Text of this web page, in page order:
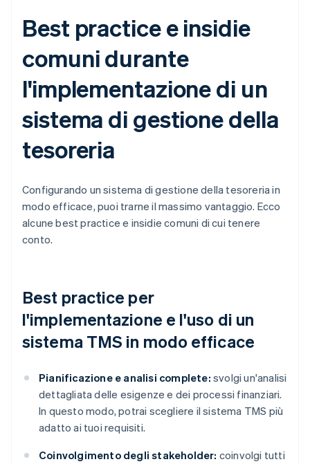
Best practice e insidie
comuni durante
l'implementazione di un
sistema di gestione della
tesoreria
Configurando un sistema di gestione della tesoreria in
modo efficace, puoi trarne il massimo vantaggio. Ecco
alcune best practice e insidie comuni di cui tenere
conto.
Best practice per
l'implementazione e l'uso di un
sistema TMS in modo efficace
Pianificazione e analisi complete: svolgi un'analisi
dettagliata delle esigenze e dei processi finanziari.
In questo modo, potrai scegliere il sistema TMS più
adatto ai tuoi requisiti.
Coinvolgimento degli stakeholder: coinvolgi tutti